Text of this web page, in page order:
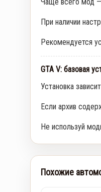
При наличии
Рекомендуется
GTA V: базовая
Установка
Если архив
Не используй
Похожие